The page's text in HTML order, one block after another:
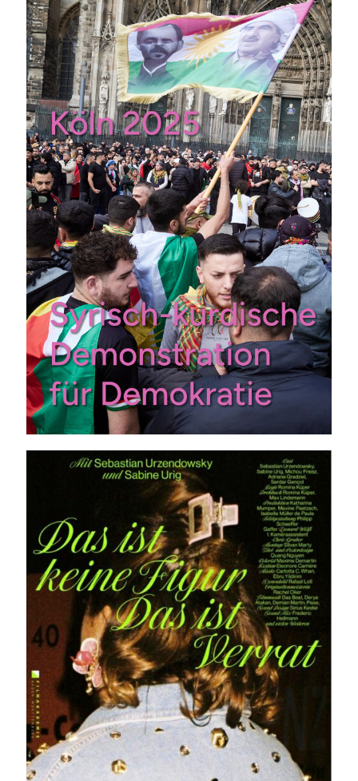
Syrisch-kurdische
Demo
Das ist keine Figur das
ist Verrat